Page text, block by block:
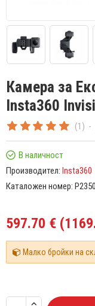
Камера за
Insta360
(1) -
597.70 €
Малко бройки на
В наличност
Производител: Insta360
Каталожен номер: